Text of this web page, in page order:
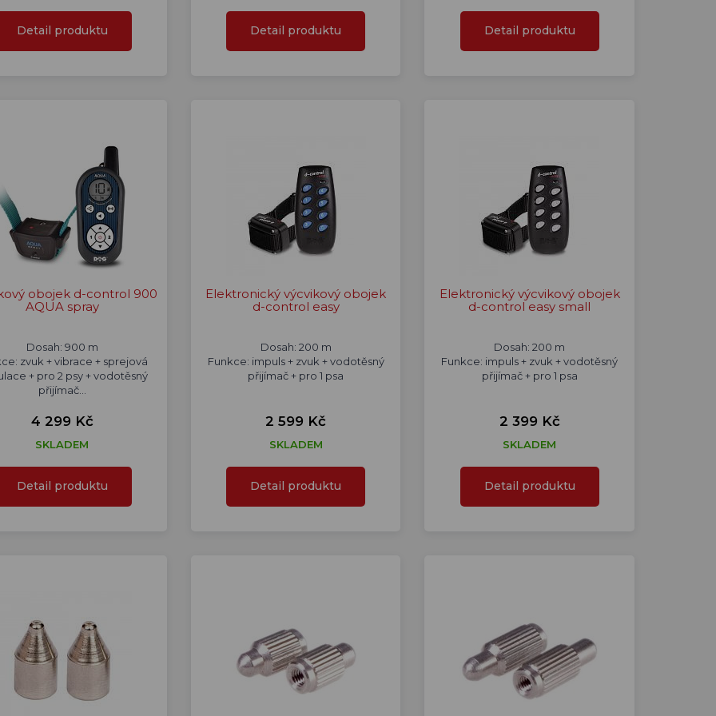
Detail produktu Detail produktu Detail produktu
obojek d-control 900
AQUA spray
Dosah: 900 m
zvuk + vibrace + sprejová
+ pro 2 psy + vodotěsný
přijímač...
4 299 Kč
SKLADEM
Detail produktu
Elektronický výcvikový obojek
d-control easy
Dosah: 200 m
Funkce: impuls + zvuk + vodotěsný
přijímač + pro 1 psa
2 599 Kč
SKLADEM
Detail produktu
Elektronický výcvikový obojek
d-control easy small
Dosah: 200 m
Funkce: impuls + zvuk + vodotěsný
přijímač + pro 1 psa
2 399 Kč
SKLADEM
Detail produktu